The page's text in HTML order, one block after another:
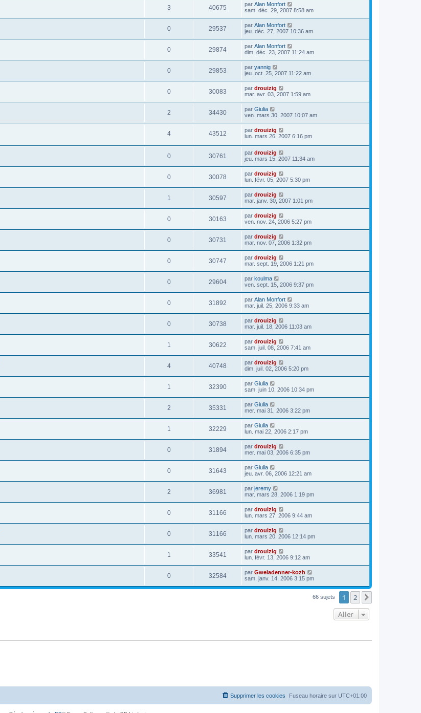
3 40675 par Alan Monfort
sam. déc. 29, 2007 8:58 am
0 29537 par Alan Monfort
jeu. déc. 27, 2007 10:36 am
0 29874 par Alan Monfort
dim. déc. 23, 2007 11:24 am
0 29853 par yannig
jeu. oct. 25, 2007 11:22 am
0 30083 par drouizig
mar. avr. 03, 2007 1:59 am
2 34430 par Giulia
ven. mars 30, 2007 10:07 am
4 43512 par drouizig
lun. mars 26, 2007 6:16 pm
0 30761 par drouizig
jeu. mars 15, 2007 11:34 am
0 30078 par drouizig
lun. févr. 05, 2007 5:30 pm
1 30597 par drouizig
mar. janv. 30, 2007 1:01 pm
0 30163 par drouizig
ven. nov. 24, 2006 5:27 pm
0 30731 par drouizig
mar. nov. 07, 2006 1:32 pm
0 30747 par drouizig
mar. sept. 19, 2006 1:21 pm
0 29604 par koulma
ven. sept. 15, 2006 9:37 pm
0 31892 par Alan Monfort
mar. juil. 25, 2006 9:33 am
0 30738 par drouizig
mar. juil. 18, 2006 11:03 am
1 30622 par drouizig
sam. juil. 08, 2006 7:41 am
4 40748 par drouizig
dim. juil. 02, 2006 5:20 pm
1 32390 par Giulia
sam. juin 10, 2006 10:34 pm
2 35331 par Giulia
mer. mai 31, 2006 3:22 pm
1 32229 par Giulia
lun. mai 22, 2006 2:17 pm
0 31894 par drouizig
mer. mai 03, 2006 6:35 pm
0 31643 par Giulia
jeu. avr. 06, 2006 12:21 am
2 36981 par jeremy
mar. mars 28, 2006 1:19 pm
0 31166 par drouizig
lun. mars 27, 2006 9:44 am
0 31166 par drouizig
lun. mars 20, 2006 12:14 pm
1 33541 par drouizig
lun. févr. 13, 2006 9:12 am
0 32584 par Gweladenner-kozh
sam. janv. 14, 2006 3:15 pm
66 sujets 1 2
Aller
Fuseau horaire sur UTC+01:00
Supprimer les cookies